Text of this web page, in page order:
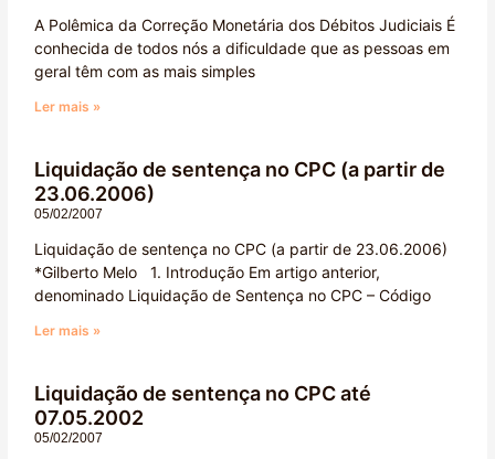
A Polêmica da Correção Monetária dos Débitos Judiciais É
conhecida de todos nós a dificuldade que as pessoas em
geral têm com as mais simples
Ler mais »
Liquidação de sentença no CPC (a partir de
23.06.2006)
05/02/2007
Liquidação de sentença no CPC (a partir de 23.06.2006)
*Gilberto Melo 1. Introdução Em artigo anterior,
denominado Liquidação de Sentença no CPC – Código
Ler mais »
Liquidação de sentença no CPC até
07.05.2002
05/02/2007